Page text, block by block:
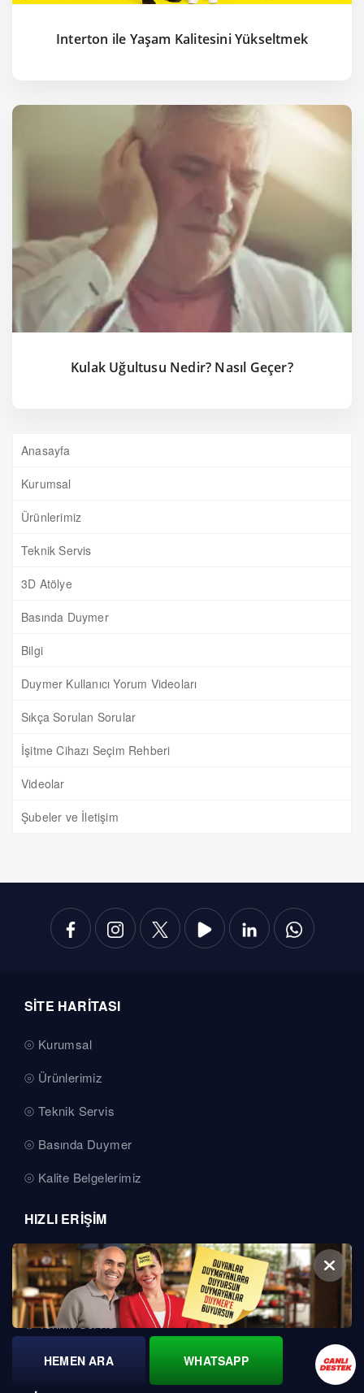
Interton ile Yaşam Kalitesini Yükseltmek
Kulak Uğultusu Nedir? Nasıl Geçer?
Anasayfa
Kurumsal
Ürünlerimiz
Teknik Servis
3D Atölye
Basında Duymer
Bilgi
Duymer Kullanıcı Yorum Videoları
Sıkça Sorulan Sorular
İşitme Cihazı Seçim Rehberi
Videolar
Şubeler ve İletişim
SİTE HARİTASI
Kurumsal
Ürünlerimiz
Teknik Servis
Basında Duymer
Kalite Belgelerimiz
HIZLI ERİŞİM
Bayilerimiz
Detaylı Bilgi Al
Teknik Servis
Bayi Girişi
HEMEN ARA WHATSAPP